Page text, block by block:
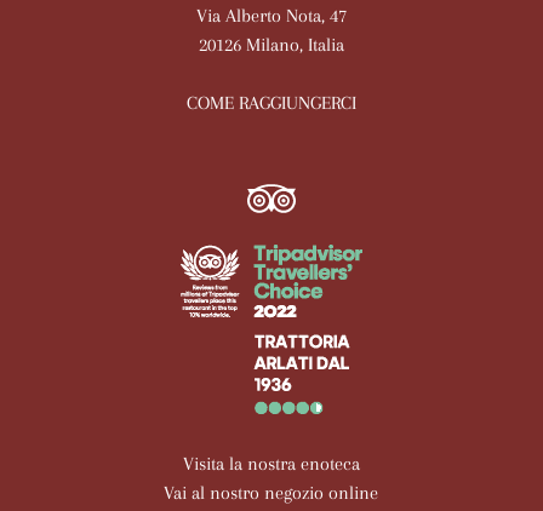
Via Alberto Nota, 47
20126 Milano, Italia
COME RAGGIUNGERCI
Visita la nostra enoteca
Vai al nostro negozio online